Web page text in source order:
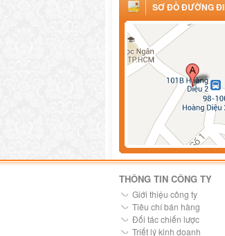
SƠ ĐỒ ĐƯỜNG ĐI
THÔNG TIN CÔNG TY
Giới thiệu công ty
Tiêu chí bán hàng
Đối tác chiến lược
Triết lý kinh doanh